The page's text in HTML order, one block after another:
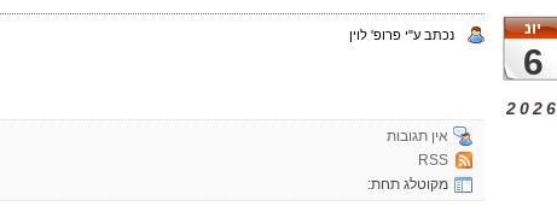
יונ
6
2026
נכתב ע"י פרופ' לוין
אין תגובות
RSS
מקוטלג תחת: